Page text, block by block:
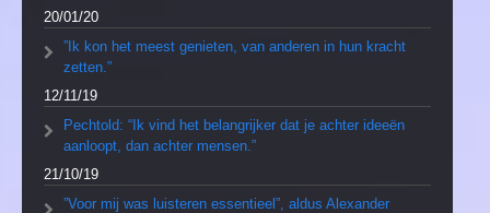
20/01/20
”Ik kon het meest genieten, van anderen in hun kracht
zetten.”
12/11/19
Pechtold: “Ik vind het belangrijker dat je achter ideeën
aanloopt, dan achter mensen.”
21/10/19
”Voor mij was luisteren essentieel”, aldus Alexander